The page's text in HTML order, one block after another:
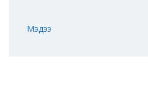
Мэдээ